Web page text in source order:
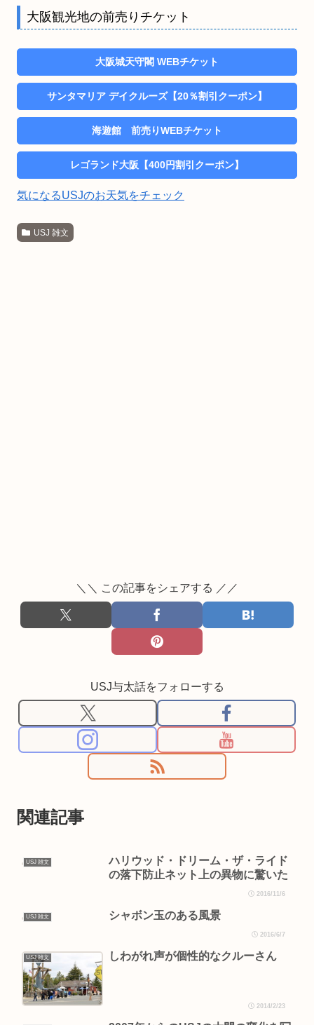
大阪観光地の前売りチケット
大阪城天守閣 WEBチケット
サンタマリア デイクルーズ【20％割引クーポン】
海遊館 前売りWEBチケット
レゴランド大阪【400円割引クーポン】
気になるUSJのお天気をチェック
USJ 雑文
＼＼ この記事をシェアする ／／
USJ与太話をフォローする
関連記事
USJ 雑文
ハリウッド・ドリーム・ザ・ライド
の落下防止ネット上の異物に驚いた
2016/11/6
USJ 雑文 シャボン玉のある風景
2016/6/7
USJ 雑文 しわがれ声が個性的なクルーさん
2014/2/23